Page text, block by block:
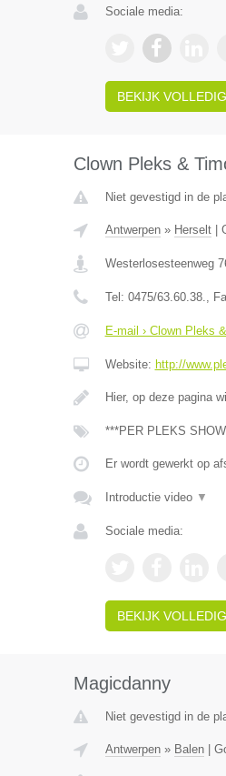
Sociale media:
BEKIJK
Clown Pleks &
Niet gevestigd in de
Antwerpen» Herselt|
Westerlosesteenweg
Tel: 0475/63.60.38.,
E-mail › Clown Pleks
Website: http://
Hier, op deze pagina
***PER PLEKS
Er wordt gewerkt op
Introductie video ▼
Sociale media:
BEKIJK
Magicdanny
Niet gevestigd in de
Antwerpen» Balen|